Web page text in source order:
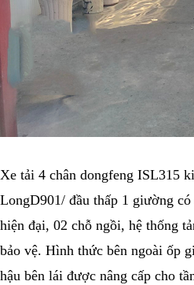
Xe tải 4 chân dongfeng ISL315
LongD901/ đầu thấp 1 giường
hiện đại, 02 chỗ ngồi, hệ thống
bảo vệ. Hình thức bên ngoài ốp
hậu bên lái được nâng cấp cho